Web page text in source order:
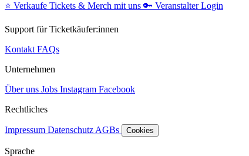
⭐️ Verkaufe Tickets & Merch mit uns 🔑 Veranstalter Login
Support für Ticketkäufer:innen
KontaktFAQs
Unternehmen
Über uns Jobs Instagram Facebook
Rechtliches
Impressum DatenschutzAGBs Cookies
Sprache